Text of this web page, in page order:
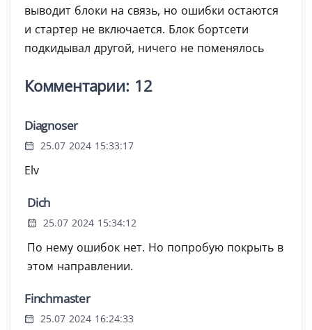
выводит блоки на связь, но ошибки остаются
и стартер не включается. Блок бортсети
подкидывал другой, ничего не поменялось
Комментарии: 12
Diagnoser
25.07 2024 15:33:17
Elv
Dich
25.07 2024 15:34:12
По нему ошибок нет. Но попробую покрыть в
этом направлении.
Finchmaster
25.07 2024 16:24:33